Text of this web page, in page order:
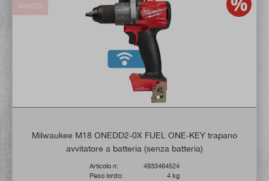
Vendita
Milwaukee M18 ONEDD2-0X FUEL ONE-KEY trapano
avvitatore a batteria (senza batteria)
Articolo n:
4933464524
Peso lordo:
4 kg